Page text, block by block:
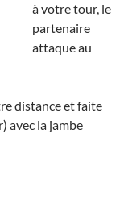
à votre tour, le
partenaire
attaque au
distance et faite
avec la jambe